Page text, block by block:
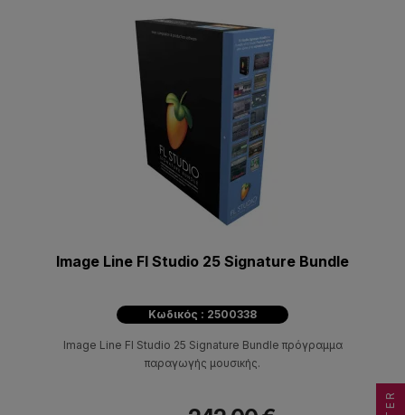
Image Line Fl Studio 25 Signature Bundle
Κωδικός : 2500338
Image Line Fl Studio 25 Signature Bundle πρόγραμμα
παραγωγής μουσικής.